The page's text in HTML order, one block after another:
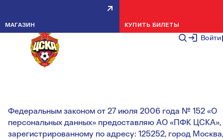
Войти
МАГАЗИН КУПИТЬ БИЛЕТЫ
СОГЛАСИЕ НА ОБРАБОТКУ
ПЕРСОНАЛЬНЫХ ДАННЫХ ДЛЯ
ЛИЧНОГО КАБИНЕТА
Федеральным законом от 27 июля 2006 года № 152 «О
персональных данных» предоставляю АО «ПФК ЦСКА»,
зарегистрированному по адресу: 125252, город Москва,